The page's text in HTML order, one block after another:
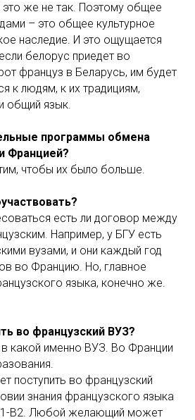
же не так. Поэтому общее
– это общее культурное
наследие. И это ощущается
белорус приедет во
француз в Беларусь, им будет
к людям, к их традициям,
общий язык.
программы обмена
Францией?
чтобы их было больше.
есть ли договор между
Например, у БГУ есть
вузами, и они каждый год
во Францию. Но, главное
языка, конечно же.
во французский ВУЗ?
в какой именно ВУЗ. Во Франции
поступить во французский
знания французского языка
В2. Любой желающий может